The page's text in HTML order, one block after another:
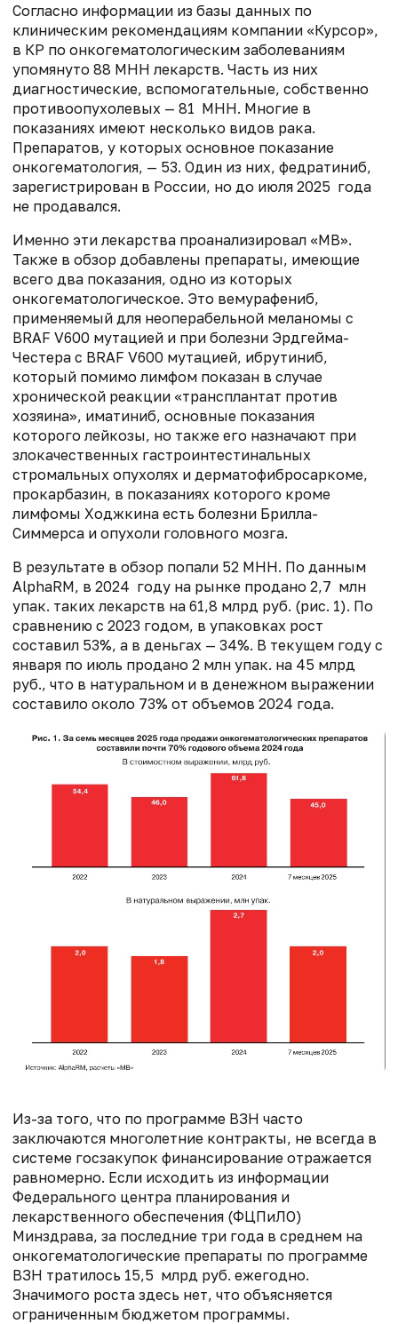
Согласно информации из базы данных по
клиническим рекомендациям компании «Курсор»,
в КР по онкогематологическим заболеваниям
упомянуто 88 МНН лекарств. Часть из них
диагностические, вспомогательные, собственно
противоопухолевых — 81 МНН. Многие в
показаниях имеют несколько видов рака.
Препаратов, у которых основное показание
онкогематология, — 53. Один из них, федратиниб,
зарегистрирован в России, но до июля 2025 года
не продавался.
Именно эти лекарства проанализировал «МВ».
Также в обзор добавлены препараты, имеющие
всего два показания, одно из которых
онкогематологическое. Это вемурафениб,
применяемый для неоперабельной меланомы с
BRAF V600 мутацией и при болезни Эрдгейма-
Честера с BRAF V600 мутацией, ибрутиниб,
который помимо лимфом показан в случае
хронической реакции «трансплантат против
хозяина», иматиниб, основные показания
которого лейкозы, но также его назначают при
злокачественных гастроинтестинальных
стромальных опухолях и дерматофибросаркоме,
прокарбазин, в показаниях которого кроме
лимфомы Ходжкина есть болезни Брилла-
Симмерса и опухоли головного мозга.
В результате в обзор попали 52 МНН. По данным
AlphaRM, в 2024 году на рынке продано 2,7 млн
упак. таких лекарств на 61,8 млрд руб. (рис. 1). По
сравнению с 2023 годом, в упаковках рост
составил 53%, а в деньгах — 34%. В текущем году с
января по июль продано 2 млн упак. на 45 млрд
руб., что в натуральном и в денежном выражении
составило около 73% от объемов 2024 года.
Из-за того, что по программе ВЗН часто
заключаются многолетние контракты, не всегда в
системе госзакупок финансирование отражается
равномерно. Если исходить из информации
Федерального центра планирования и
лекарственного обеспечения (ФЦПиЛО)
Минздрава, за последние три года в среднем на
онкогематологические препараты по программе
ВЗН тратилось 15,5 млрд руб. ежегодно.
Значимого роста здесь нет, что объясняется
ограниченным бюджетом программы.